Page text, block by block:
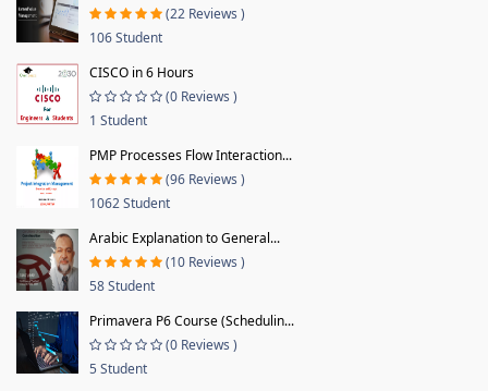
(22 Reviews )
106 Student
CISCO in 6 Hours
(0 Reviews )
1 Student
PMP Processes Flow Interaction...
(96 Reviews )
1062 Student
Arabic Explanation to General...
(10 Reviews )
58 Student
Primavera P6 Course (Schedulin...
(0 Reviews )
5 Student